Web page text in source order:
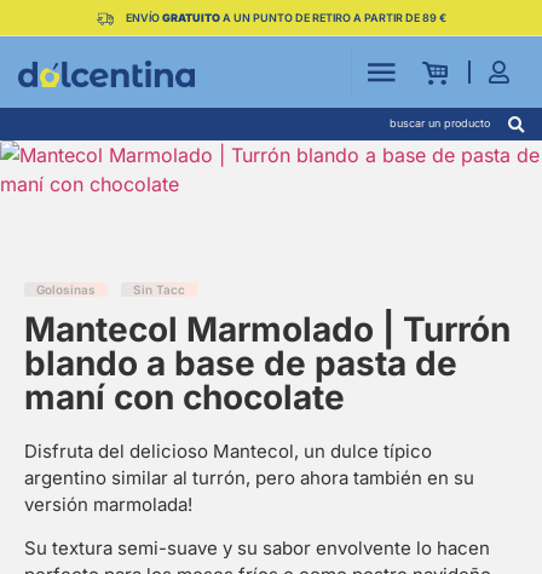
ENVÍOGRATUITOA UN PUNTO DE RETIRO A PARTIR DE 89 €
buscar un producto
Golosinas Sin Tacc
Mantecol Marmolado | Turrón
blando a base de pasta de
maní con chocolate
Disfruta del delicioso Mantecol, un dulce típico
argentino similar al turrón, pero ahora también en su
versión marmolada!
Su textura semi-suave y su sabor envolvente lo hacen